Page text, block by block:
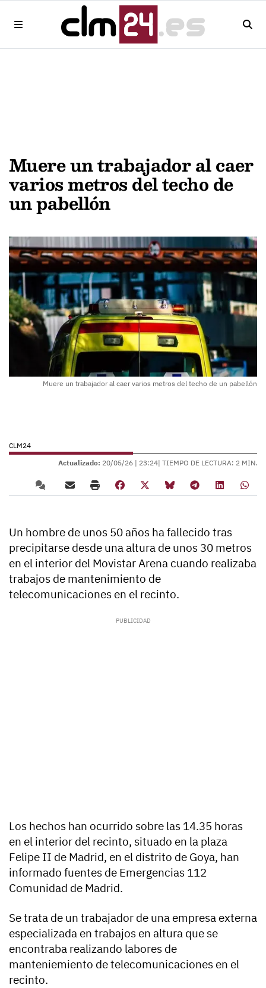
Muere un trabajador al caer
varios metros del techo de
un pabellón
Muere un trabajador al caer varios metros del techo de un pabellón
CLM24
Actualizado: 20/05/26 | 23:24| TIEMPO DE LECTURA: 2 MIN.
Un hombre de unos 50 años ha fallecido tras
precipitarse desde una altura de unos 30 metros
en el interior del Movistar Arena cuando realizaba
trabajos de mantenimiento de
telecomunicaciones en el recinto.
Los hechos han ocurrido sobre las 14.35 horas
en el interior del recinto, situado en la plaza
Felipe II de Madrid, en el distrito de Goya, han
informado fuentes de Emergencias 112
Comunidad de Madrid.
Se trata de un trabajador de una empresa externa
especializada en trabajos en altura que se
encontraba realizando labores de
manteniemiento de telecomunicaciones en el
recinto.